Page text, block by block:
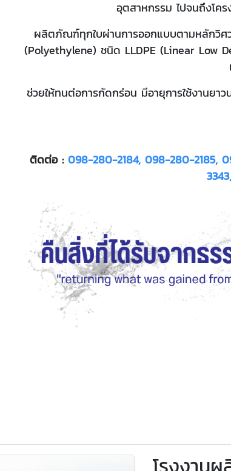
อุตสาหกรรม ไปจนถึงโค
ผลิตภัณฑ์ทุกใบผ่านการออกแบบตามหลักวิ
(Polyethylene) ชนิด LLDPE (Linear Low
ช่วยให้ทนต่อการกัดกร่อน มีอายุการใช้งานยา
ติดต่อ : 098-280-2184, 098-280-2185,